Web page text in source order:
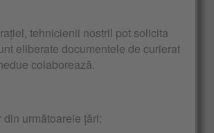
tehnicienii nostril pot solicita
eliberate documentele de curierat
colaborează.
următoarele țări: